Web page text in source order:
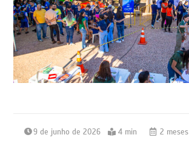
9 de junho de 2026 4 min 2 meses